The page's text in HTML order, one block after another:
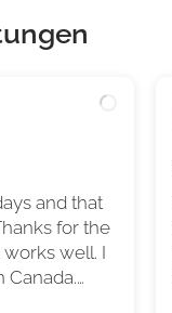
and that
for the
well. I
Canada.